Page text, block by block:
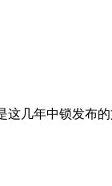
几年中锁发